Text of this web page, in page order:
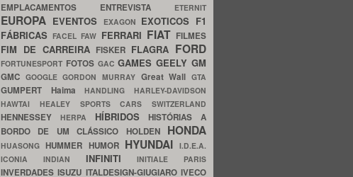
EMPLACAMENTOS ENTREVISTA ETERNIT
EUROPA EVENTOS EXAGON EXOTICOS F1
FÁBRICASFACELFAW FERRARI FIAT FILMES
FIM DE CARREIRA FISKER FLAGRA FORD
FORTUNESPORT FOTOS GACGAMESGEELYGM
GMC GOOGLEGORDON MURRAY Great WallGTA
GUMPERT HaimaHANDLINGHARLEY-DAVIDSON
HAWTAI HEALEY SPORTS CARS SWITZERLAND
HENNESSEY HERPA HÍBRIDOSHISTÓRIAS A
BORDO DE UM CLÁSSICO HOLDEN HONDA
HUASONGHUMMER HUMOR HYUNDAI I.D.E.A.
ICONIA INDIAN INFINITIINITIALE PARIS
INVERDADESISUZU ITALDESIGN-GIUGIAROIVECO